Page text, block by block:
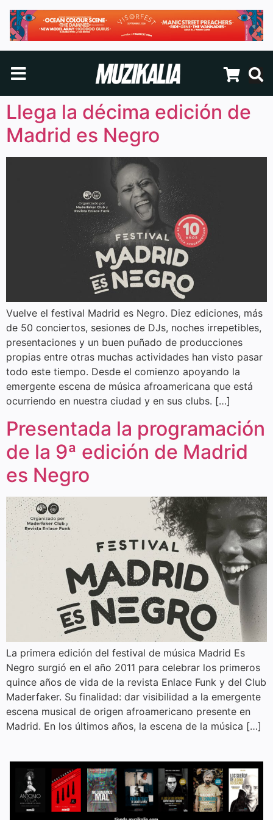
Llega la décima edición de
Madrid es Negro
Vuelve el festival Madrid es Negro. Diez ediciones, más
de 50 conciertos, sesiones de DJs, noches irrepetibles,
presentaciones y un buen puñado de producciones
propias entre otras muchas actividades han visto pasar
todo este tiempo. Desde el comienzo apoyando la
emergente escena de música afroamericana que está
ocurriendo en nuestra ciudad y en sus clubs. […]
Presentada la programación
de la 9ª edición de Madrid
es Negro
La primera edición del festival de música Madrid Es
Negro surgió en el año 2011 para celebrar los primeros
quince años de vida de la revista Enlace Funk y del Club
Maderfaker. Su finalidad: dar visibilidad a la emergente
escena musical de origen afroamericano presente en
Madrid. En los últimos años, la escena de la música […]